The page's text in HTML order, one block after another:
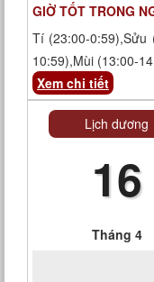
GIỜ TỐT TRONG
Tí (23:00-0:59),Sửu
10:59),Mùi (13:00-
Xem chi tiết
Lịch dương
16
Tháng 4